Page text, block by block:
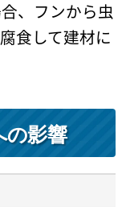
、フンから虫
食して建材に
の影響